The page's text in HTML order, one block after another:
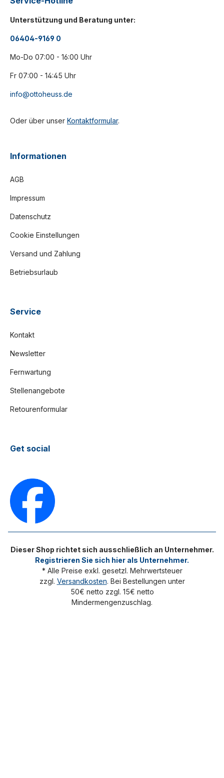
Unterstützung und Beratung unter:
06404-9169 0
Mo-Do 07:00 - 16:00 Uhr
Fr 07:00 - 14:45 Uhr
info@ottoheuss.de
Oder über unser Kontaktformular.
Informationen
AGB
Impressum
Datenschutz
Cookie Einstellungen
Versand und Zahlung
Betriebsurlaub
Service
Kontakt
Newsletter
Fernwartung
Stellenangebote
Retourenformular
Get social
Dieser Shop richtet sich ausschließlich an Unternehmer.
Registrieren Sie sich hier als Unternehmer.
* Alle Preise exkl. gesetzl. Mehrwertsteuer
zzgl. Versandkosten. Bei Bestellungen unter
50€ netto zzgl. 15€ netto
Mindermengenzuschlag.